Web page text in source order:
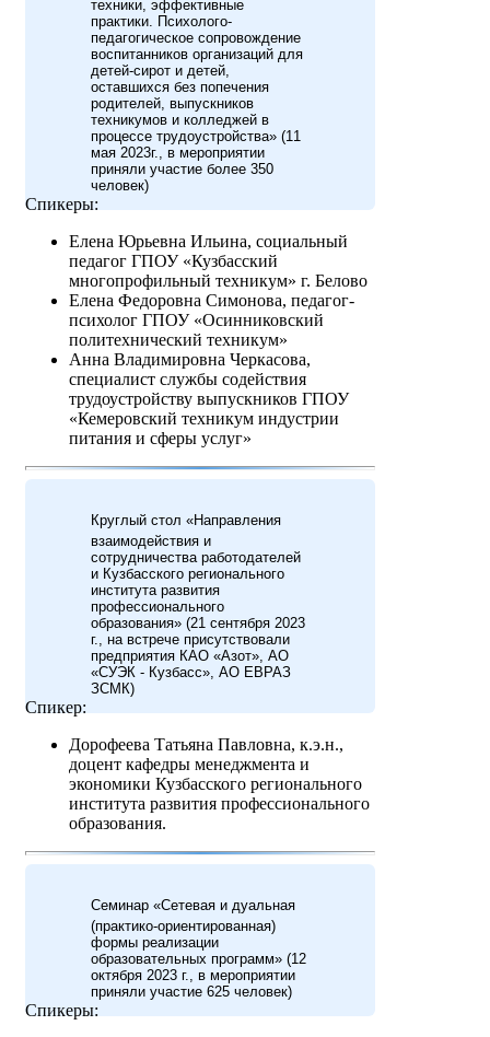
техники, эффективные
практики. Психолого-
педагогическое сопровождение
воспитанников организаций для
детей-сирот и детей,
оставшихся без попечения
родителей, выпускников
техникумов и колледжей в
процессе трудоустройства» (11
мая 2023г., в мероприятии
приняли участие более 350
человек)
Спикеры:
Елена Юрьевна Ильина, социальный
педагог ГПОУ «Кузбасский
многопрофильный техникум» г. Белово
Елена Федоровна Симонова, педагог-
психолог ГПОУ «Осинниковский
политехнический техникум»
Анна Владимировна Черкасова,
специалист службы содействия
трудоустройству выпускников ГПОУ
«Кемеровский техникум индустрии
питания и сферы услуг»
Круглый стол «Направления
взаимодействия и
сотрудничества работодателей
и Кузбасского регионального
института развития
профессионального
образования» (21 сентября 2023
г., на встрече присутствовали
предприятия КАО «Азот», АО
«СУЭК - Кузбасс», АО ЕВРАЗ
ЗСМК)
Спикер:
Дорофеева Татьяна Павловна, к.э.н.,
доцент кафедры менеджмента и
экономики Кузбасского регионального
института развития профессионального
образования.
Семинар «Сетевая и дуальная
(практико-ориентированная)
формы реализации
образовательных программ» (12
октября 2023 г., в мероприятии
приняли участие 625 человек)
Спикеры: